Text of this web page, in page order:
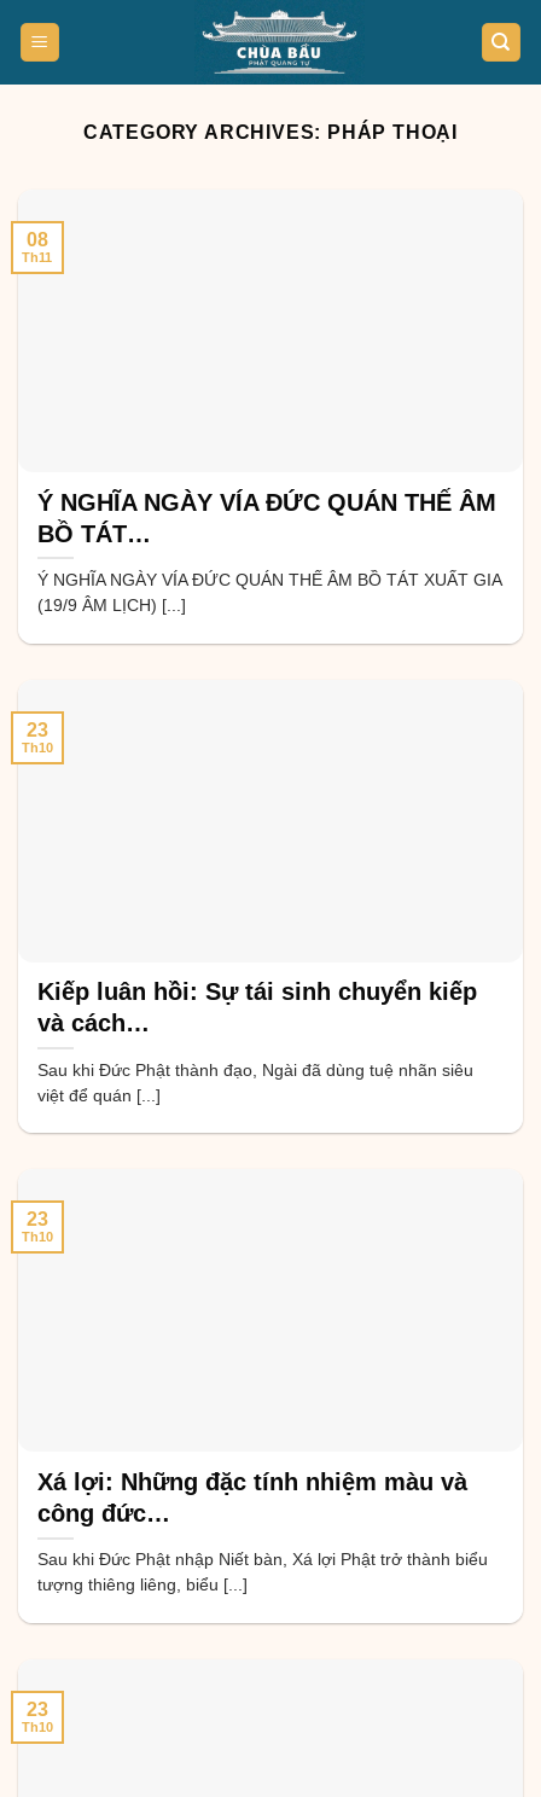
CATEGORY ARCHIVES: PHÁP THOẠI
Ý NGHĨA NGÀY VÍA ĐỨC QUÁN THẾ ÂM
BỒ TÁT…
Ý NGHĨA NGÀY VÍA ĐỨC QUÁN THẾ ÂM BỒ TÁT XUẤT GIA
(19/9 ÂM LỊCH) [...]
08
Th11
Kiếp luân hồi: Sự tái sinh chuyển kiếp
và cách…
Sau khi Đức Phật thành đạo, Ngài đã dùng tuệ nhãn siêu
việt để quán [...]
23
Th10
Xá lợi: Những đặc tính nhiệm màu và
công đức…
Sau khi Đức Phật nhập Niết bàn, Xá lợi Phật trở thành biểu
tượng thiêng liêng, biểu [...]
23
Th10
23
Th10